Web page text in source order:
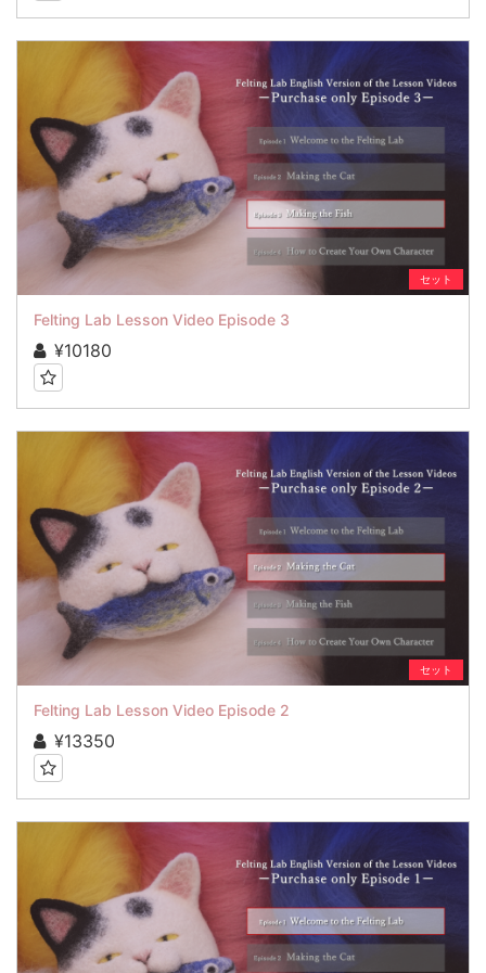
セット
Felting Lab Lesson Video Episode 3
¥10180
セット
Felting Lab Lesson Video Episode 2
¥13350